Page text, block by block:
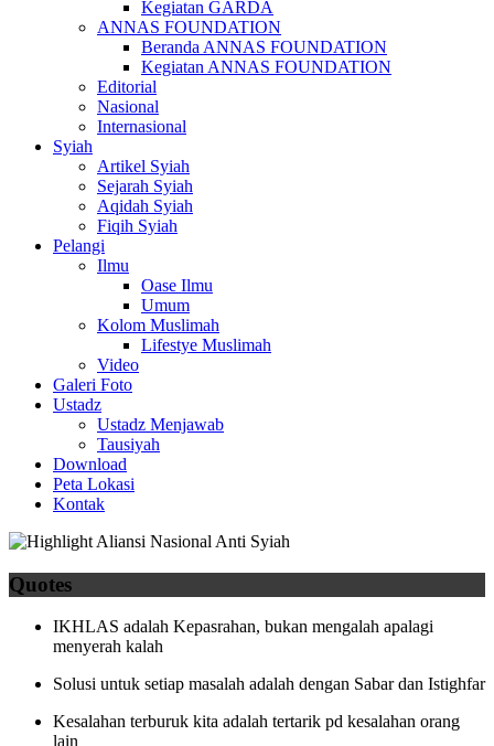
Kegiatan GARDA
ANNAS FOUNDATION
Beranda ANNAS FOUNDATION
Kegiatan ANNAS FOUNDATION
Editorial
Nasional
Internasional
Syiah
Artikel Syiah
Sejarah Syiah
Aqidah Syiah
Fiqih Syiah
Pelangi
Ilmu
Oase Ilmu
Umum
Kolom Muslimah
Lifestye Muslimah
Video
Galeri Foto
Ustadz
Ustadz Menjawab
Tausiyah
Download
Peta Lokasi
Kontak
Quotes
IKHLAS adalah Kepasrahan, bukan mengalah apalagi
menyerah kalah
Solusi untuk setiap masalah adalah dengan Sabar dan Istighfar
Kesalahan terburuk kita adalah tertarik pd kesalahan orang
lain